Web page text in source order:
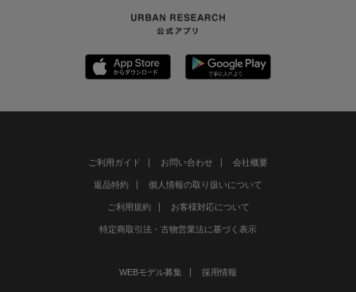
ご利用ガイド お問い合わせ 会社概要
返品特約 個人情報の取り扱いについて
ご利用規約 お客様対応について
特定商取引法・古物営業法に基づく表示
WEBモデル募集 採用情報